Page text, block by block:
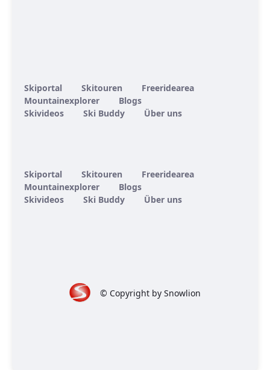
Skiportal Skitouren
Freeridearea
Mountainexplorer
Blogs
Skivideos
Ski Buddy Über uns
Skiportal Skitouren
Freeridearea
Mountainexplorer
Blogs
Skivideos
Ski Buddy Über uns
© Copyright by Snowlion